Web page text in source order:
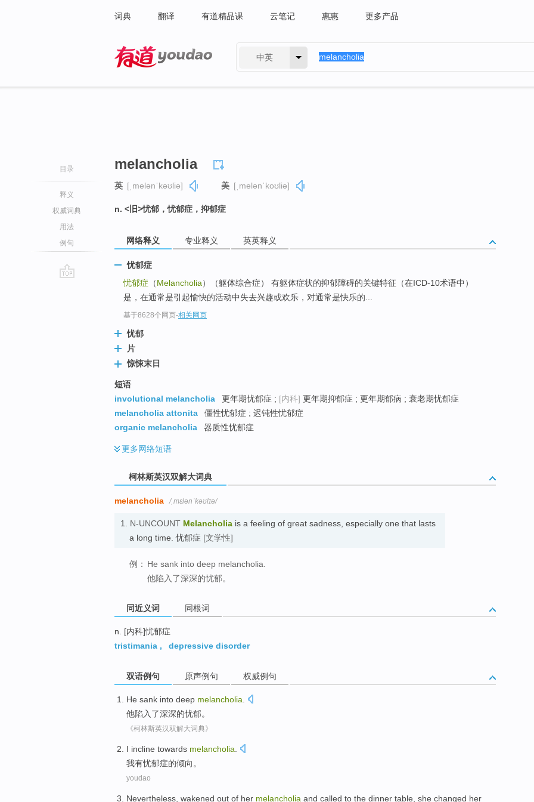
词典 翻译 有道精品课 云笔记 惠惠 更多产品
中英
目录
释义
权威词典
用法
例句
melancholia
英 [ˌmelənˈkəʊliə] 美 [ˌmelənˈkoʊliə]
n. <旧>忧郁，忧郁症，抑郁症
网络释义 专业释义 英英释义
忧郁症
忧郁症 （Melancholia）（躯体综合症） 有躯体症状的抑郁障碍的关键特征（在ICD-10术语中）
是，在通常是引起愉快的活动中失去兴趣或欢乐，对通常是快乐的...
基于8628个网页-相关网页
忧郁
片
惊悚末日
短语
involutional melancholia
更年期忧郁症 ; [内科] 更年期抑郁症 ; 更年期郁病 ; 衰老期忧郁症
melancholia attonita
僵性忧郁症 ; 迟钝性忧郁症
organic melancholia
器质性忧郁症
更多网络短语
柯林斯英汉双解大词典
melancholia /ˌmɛlənˈkəʊlɪə/
1. N-UNCOUNT Melancholia is a feeling of great sadness, especially one that lasts
a long time. 忧郁症 [文学性]
例： He sank into deep melancholia.
他陷入了深深的忧郁。
同近义词 同根词
n. [内科]忧郁症
tristimania , depressive disorder
双语例句 原声例句 权威例句
He sank into deep melancholia
他陷入 了深深的忧郁。
《柯林斯英汉双解大词典》
I incline towards melancholia
我有忧郁症的倾向 。
youdao
Nevertheless , wakened out of her melancholia and called to the dinner table, she changed her